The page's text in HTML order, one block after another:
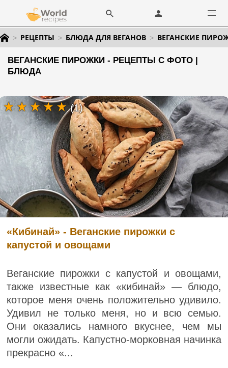
РЕЦЕПТЫ БЛЮДА ДЛЯ ВЕГАНОВ ВЕГАНСКИЕ
ВЕГАНСКИЕ ПИРОЖКИ - РЕЦЕПТЫ С ФОТО |
БЛЮДА
«Кибинай» - Веганские пирожки с
капустой и овощами
Веганские пирожки с капустой и овощами,
также известные как «кибинай» — блюдо,
которое меня очень положительно удивило.
Удивил не только меня, но и всю семью.
Они оказались намного вкуснее, чем мы
могли ожидать. Капустно-морковная начинка
прекрасно «...
(1)